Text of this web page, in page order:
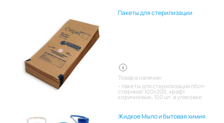
Пакеты для стерилизации
Товар в наличии:
пакеты для стерилизации пбсп-
стеримаг 100х200, крафт
коричневые, 100 шт. в упаковке
Жидкое Мыло и бытовая химия